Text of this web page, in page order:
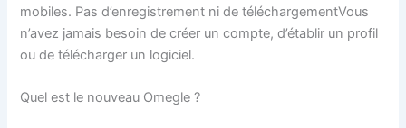
mobiles. Pas d’enregistrement ni de téléchargementVous
n’avez jamais besoin de créer un compte, d’établir un profil
ou de télécharger un logiciel.
Quel est le nouveau Omegle ?